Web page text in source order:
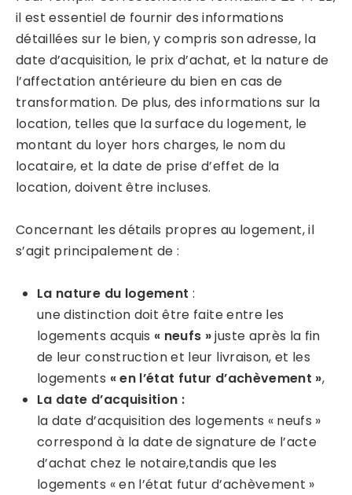
il est essentiel de fournir des informations
détaillées sur le bien, y compris son adresse, la
date d’acquisition, le prix d’achat, et la nature de
l’affectation antérieure du bien en cas de
transformation. De plus, des informations sur la
location, telles que la surface du logement, le
montant du loyer hors charges, le nom du
locataire, et la date de prise d’effet de la
location, doivent être incluses.
Concernant les détails propres au logement, il
s’agit principalement de :
La nature du logement :
une distinction doit être faite entre les
logements acquis « neufs »juste après la fin
de leur construction et leur livraison, et les
logements « en l’état futur d’achèvement »,
La date d’acquisition :
la date d’acquisition des logements « neufs »
correspond à la date de signature de l’acte
d’achat chez le notaire,tandis que les
logements « en l’état futur d’achèvement »